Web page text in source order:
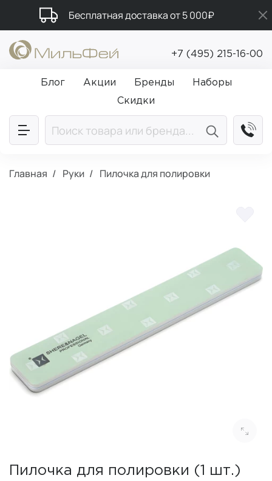
Бесплатная доставка от 5 000₽
Промокод ПРИВЕТ
Подарки в каждый заказ от 5 000₽
+7 (495) 215-16-00
Блог Акции Бренды
Наборы
Скидки
Главная Руки Пилочка для полировки
Пилочка для полировки (1 шт.)